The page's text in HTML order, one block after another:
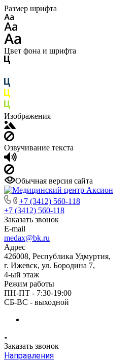
Размер шрифта
Цвет фона и шрифта
Изображения
Озвучивание текста
Обычная версия сайта
+7 (3412) 560-118
+7 (3412) 560-118
Заказать звонок
E-mail
medax@bk.ru
Адрес
426008, Республика Удмуртия,
г. Ижевск, ул. Бородина 7,
4-ый этаж
Режим работы
ПН-ПТ - 7:30-19:00
СБ-ВС - выходной
Заказать звонок
Направления